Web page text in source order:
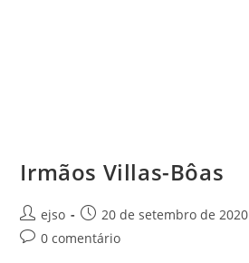
Irmãos Villas-Bôas
Autor
do
ejso
Post
publicado:
20 de setembro de 2020
Comentários
0 comentário